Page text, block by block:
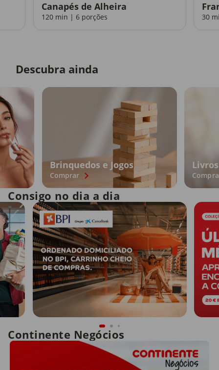
Canapés de Alheira
120 min | 6 porções 30
Descubra ainda
Brinquedos e Jogos
Comprar
Livros
Consigo no dia a dia
Continente Negócios